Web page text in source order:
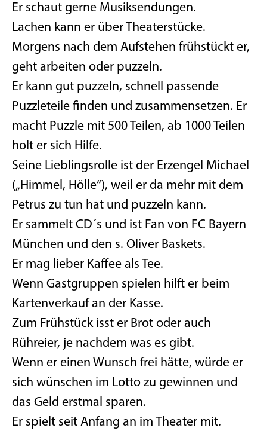
Er schaut gerne Musiksendungen.
Lachen kann er über Theaterstücke.
Morgens nach dem Aufstehen frühstückt er,
geht arbeiten oder puzzeln.
Er kann gut puzzeln, schnell passende
Puzzleteile finden und zusammensetzen. Er
macht Puzzle mit 500 Teilen, ab 1000 Teilen
holt er sich Hilfe.
Seine Lieblingsrolle ist der Erzengel Michael
(„Himmel, Hölle“), weil er da mehr mit dem
Petrus zu tun hat und puzzeln kann.
Er sammelt CD´s und ist Fan von FC Bayern
München und den s. Oliver Baskets.
Er mag lieber Kaffee als Tee.
Wenn Gastgruppen spielen hilft er beim
Kartenverkauf an der Kasse.
Zum Frühstück isst er Brot oder auch
Rühreier, je nachdem was es gibt.
Wenn er einen Wunsch frei hätte, würde er
sich wünschen im Lotto zu gewinnen und
das Geld erstmal sparen.
Er spielt seit Anfang an im Theater mit.